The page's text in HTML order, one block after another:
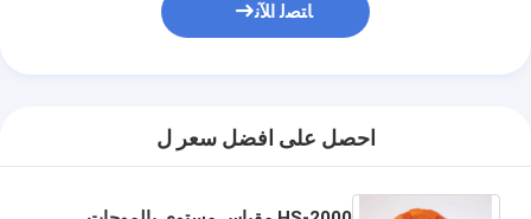
ﺎﺘﺼﻟ ﺍﻶﻧ
احصل على افضل سعر ل